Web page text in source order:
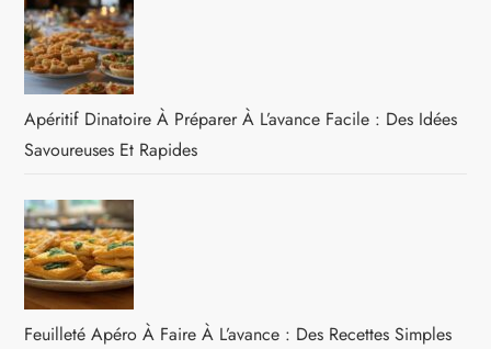
Apéritif Dinatoire À Préparer À L’avance Facile : Des Idées
Savoureuses Et Rapides
Feuilleté Apéro À Faire À L’avance : Des Recettes Simples